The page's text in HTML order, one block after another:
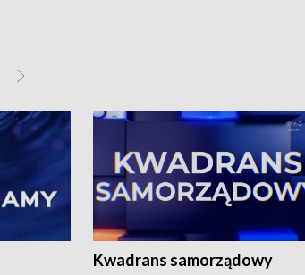
Kwadrans samorządowy